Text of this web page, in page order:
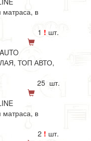
матраса, в
1 ! шт.
ТОП АВТО,
25 шт.
матраса, в
2 ! шт.